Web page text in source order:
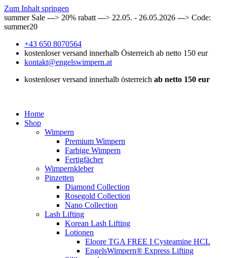
Zum Inhalt springen
summer Sale ---> 20% rabatt ---> 22.05. - 26.05.2026 ---> Code:
summer20
+43 650 8070564
kostenloser versand innerhalb Österreich ab netto 150 eur
kontakt@engelswimpern.at
kostenloser versand innerhalb österreich ab netto 150 eur
Home
Shop
Wimpern
Premium Wimpern
Farbige Wimpern
Fertigfächer
Wimpernkleber
Pinzetten
Diamond Collection
Rosegold Collection
Nano Collection
Lash Lifting
Korean Lash Lifting
Lotionen
Eloore TGA FREE I Cysteamine HCL
EngelsWimpern® Express Lifting